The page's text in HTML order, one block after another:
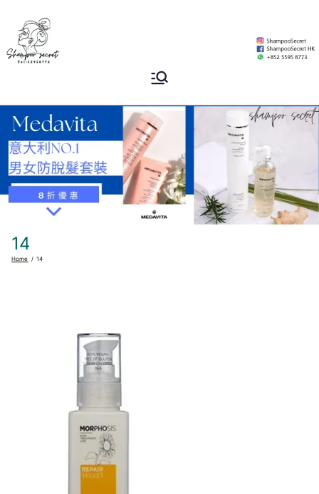
content
Secret
香港專業洗頭水專門店
14
Home 14